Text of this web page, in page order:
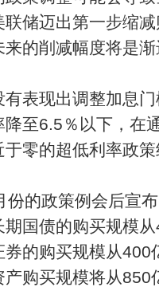
储迈出第一步缩
的削减幅度将是
现出调整加息门
至6.5％以下，在
零的超低利率政
的政策例会后宣布
期国债的购买规模
的购买规模从
购买规模将从850